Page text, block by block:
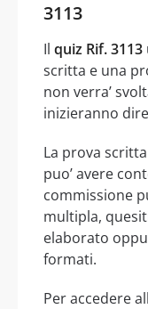
3113
Il quiz Rif. 3113
scritta e una
non verra’
inizieranno
La prova
puo’ avere
commissione
multipla,
elaborato
formati.
Per accedere